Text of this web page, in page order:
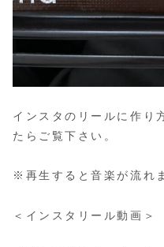
インスタのリールに作り
たらご覧下さい。
※再生すると音楽が流れ
＜インスタリール動画＞